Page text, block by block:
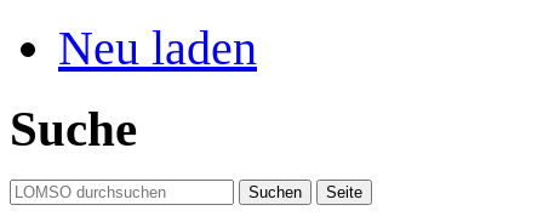
Neu laden
Suche